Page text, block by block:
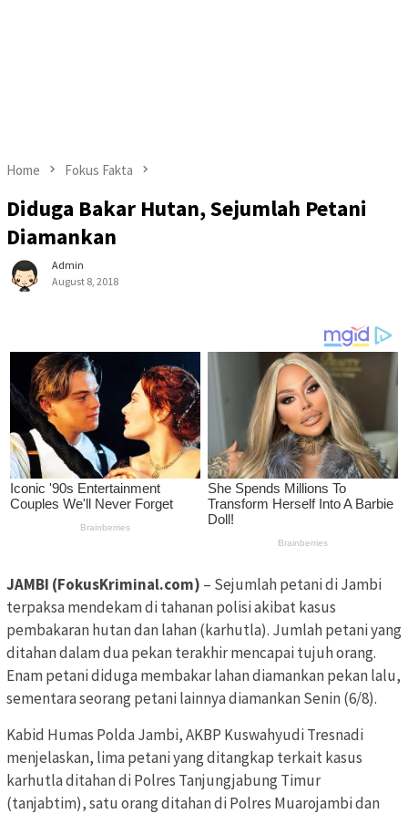
Home Fokus Fakta
Diduga Bakar Hutan, Sejumlah Petani
Diamankan
Admin
August 8, 2018
JAMBI (FokusKriminal.com) – Sejumlah petani di Jambi
terpaksa mendekam di tahanan polisi akibat kasus
pembakaran hutan dan lahan (karhutla). Jumlah petani yang
ditahan dalam dua pekan terakhir mencapai tujuh orang.
Enam petani diduga membakar lahan diamankan pekan lalu,
sementara seorang petani lainnya diamankan Senin (6/8).
Kabid Humas Polda Jambi, AKBP Kuswahyudi Tresnadi
menjelaskan, lima petani yang ditangkap terkait kasus
karhutla ditahan di Polres Tanjungjabung Timur
(tanjabtim), satu orang ditahan di Polres Muarojambi dan